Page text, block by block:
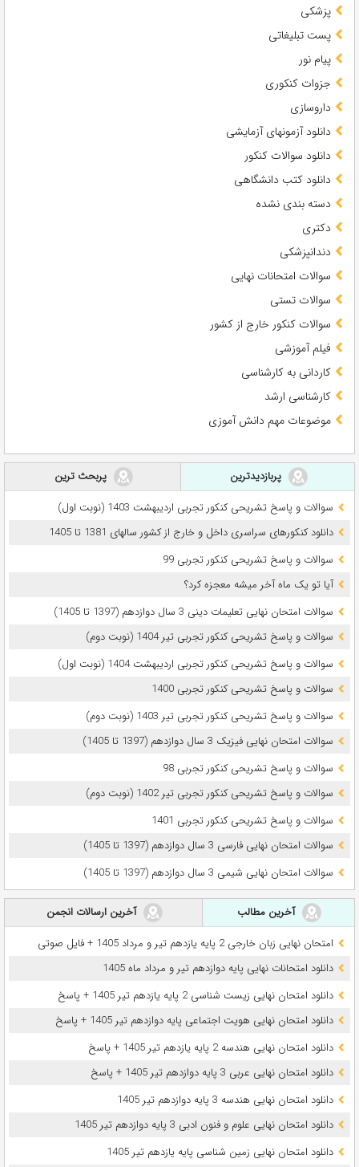
پزشکی
پست تبلیغاتی
پیام نور
جزوات کنکوری
داروسازی
دانلود آزمونهای آزمایشی
دانلود سوالات کنکور
دانلود کتب دانشگاهی
دسته بندی نشده
دکتری
دندانپزشکی
سوالات امتحانات نهایی
سوالات تستی
سوالات کنکور خارج از کشور
فیلم آموزشی
کاردانی به کارشناسی
کارشناسی ارشد
موضوعات مهم دانش آموزی
پربازدیدترین
پربحث ترین
سوالات و پاسخ تشریحی کنکور تجربی اردیبهشت 1403 (نوبت اول)
دانلود کنکورهای سراسری داخل و خارج از کشور سالهای 1381 تا 1405
سوالات و پاسخ تشریحی کنکور تجربی 99
آیا تو یک ماه آخر میشه معجزه کرد؟
سوالات امتحان نهایی تعلیمات دینی 3 سال دوازدهم (1397 تا 1405)
سوالات و پاسخ تشریحی کنکور تجربی تیر 1404 (نوبت دوم)
سوالات و پاسخ تشریحی کنکور تجربی اردیبهشت 1404 (نوبت اول)
سوالات و پاسخ تشریحی کنکور تجربی 1400
سوالات و پاسخ تشریحی کنکور تجربی تیر 1403 (نوبت دوم)
سوالات امتحان نهایی فیزیک 3 سال دوازدهم (1397 تا 1405)
سوالات و پاسخ تشریحی کنکور تجربی 98
سوالات و پاسخ تشریحی کنکور تجربی تیر 1402 (نوبت دوم)
سوالات و پاسخ تشریحی کنکور تجربی 1401
سوالات امتحان نهایی فارسی 3 سال دوازدهم (1397 تا 1405)
سوالات امتحان نهایی شیمی 3 سال دوازدهم (1397 تا 1405)
آخرین مطالب
آخرین ارسالات انجمن
امتحان نهایی زبان خارجی 2 پایه یازدهم تیر و مرداد 1405 + فایل صوتی
دانلود امتحانات نهایی پایه دوازدهم تیر و مرداد ماه 1405
دانلود امتحان نهایی زیست شناسی 2 پایه یازدهم تیر 1405 + پاسخ
دانلود امتحان نهایی هویت اجتماعی پایه دوازدهم تیر 1405 + پاسخ
دانلود امتحان نهایی هندسه 2 پایه یازدهم تیر 1405 + پاسخ
دانلود امتحان نهایی عربی 3 پایه دوازدهم تیر 1405 + پاسخ
دانلود امتحان نهایی هندسه 3 پایه دوازدهم تیر 1405
دانلود امتحان نهایی علوم و فنون ادبی 3 پایه دوازدهم تیر 1405
دانلود امتحان نهایی زمین شناسی پایه یازدهم تیر 1405